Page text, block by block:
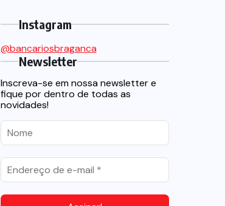
Instagram
@bancariosbraganca
Newsletter
Inscreva-se em nossa newsletter e
fique por dentro de todas as
novidades!